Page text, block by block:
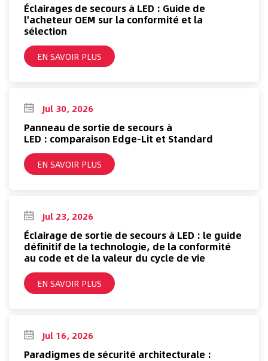
Éclairages de secours à LED : Guide de
l'acheteur OEM sur la conformité et la
sélection
EN SAVOIR PLUS
Jul 30, 2026
Panneau de sortie de secours à
LED : comparaison Edge-Lit et Standard
EN SAVOIR PLUS
Jul 23, 2026
Éclairage de sortie de secours à LED : le guide
définitif de la technologie, de la conformité
au code et de la valeur du cycle de vie
EN SAVOIR PLUS
Jul 16, 2026
Paradigmes de sécurité architecturale :